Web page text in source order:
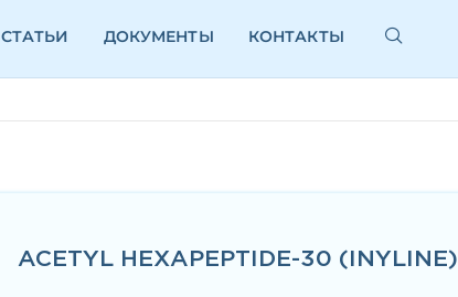
СТАТЬИ ДОКУМЕНТЫ КОНТАКТЫ
ACETYL HEXAPEPTIDE-30 (INYLINE)